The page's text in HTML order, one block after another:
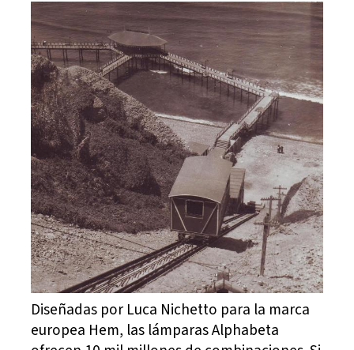
Diseñadas por Luca Nichetto para la marca
europea Hem, las lámparas Alphabeta